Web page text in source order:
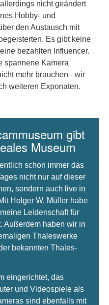
nicht geändert
Hobby- und
den Austausch mit
Es gibt keine
bezahlten Influencer.
spannene Kamera
mehr brauchen - wir
weiteren Exponaten.
gibt
Museum
schon immer das
nicht nur auf dieser
sondern auch live in
Holger W. Müller habe
Leidenschaft für
Außerdem haben wir in
Thaleswerke
bekannten Thales-
eingerichtet, das
und Videospiele als
sind ebenfalls mit